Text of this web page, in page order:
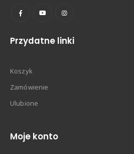
Przydatne linki
Koszyk
Zamówienie
Ulubione
Moje konto